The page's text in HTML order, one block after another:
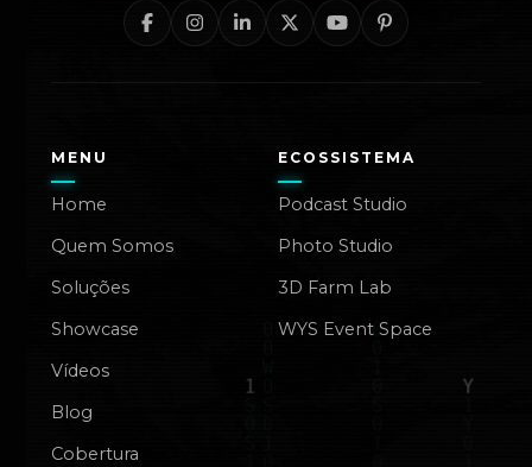
MENU
Home
Quem Somos
Soluções
Showcase
Vídeos
Blog
Cobertura
ECOSSISTEMA
Podcast Studio
Photo Studio
3D Farm Lab
WYS Event Space